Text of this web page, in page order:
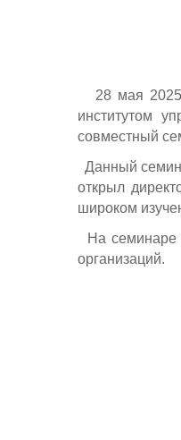
28 мая 2025
институтом
совместный
Данный
открыл
широком
На семинаре
организаций.